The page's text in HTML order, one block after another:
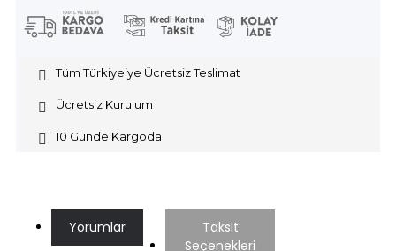
Tüm Türkiye’ye Ücretsiz Teslimat
Ücretsiz Kurulum
10 Günde Kargoda
Yorumlar
Taksit
Seçenekleri